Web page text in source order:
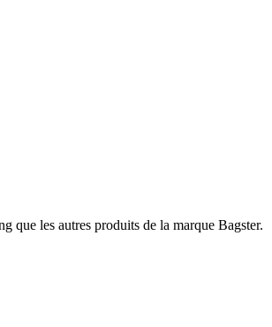
que les autres produits de la marque Bagster.